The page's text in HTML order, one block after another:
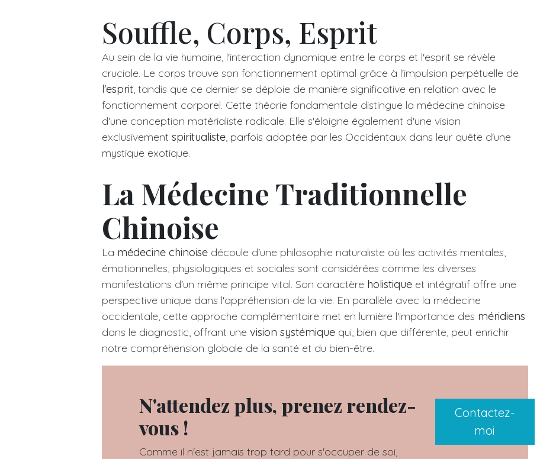
Souffle, Corps, Esprit
Au sein de la vie humaine, l'interaction dynamique entre le corps et l'esprit se révèle
cruciale. Le corps trouve son fonctionnement optimal grâce à l'impulsion perpétuelle de
l'esprit, tandis que ce dernier se déploie de manière significative en relation avec le
fonctionnement corporel. Cette théorie fondamentale distingue la médecine chinoise
d'une conception matérialiste radicale. Elle s'éloigne également d'une vision
exclusivement spiritualiste, parfois adoptée par les Occidentaux dans leur quête d'une
mystique exotique.
La Médecine Traditionnelle
Chinoise
La médecine chinoise découle d'une philosophie naturaliste où les activités mentales,
émotionnelles, physiologiques et sociales sont considérées comme les diverses
manifestations d'un même principe vital. Son caractère holistique et intégratif offre une
perspective unique dans l'appréhension de la vie. En parallèle avec la médecine
occidentale, cette approche complémentaire met en lumière l'importance des méridiens
dans le diagnostic, offrant une vision systémique qui, bien que différente, peut enrichir
notre compréhension globale de la santé et du bien-être.
N'attendez plus, prenez rendez-
vous !
Comme il n'est jamais trop tard pour s'occuper de soi,
Contactez-
moi